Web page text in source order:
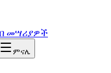
መሣሪያዎች
ምናሌ